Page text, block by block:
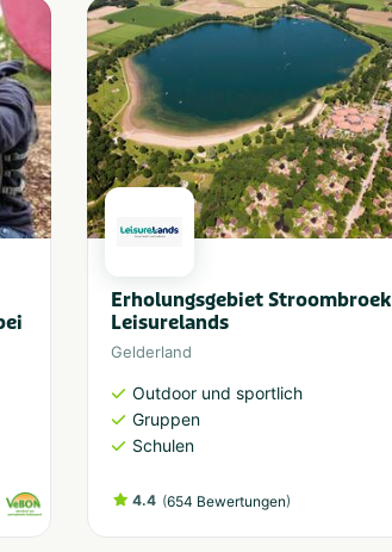
Erholungsgebiet Stroombroek
Leisurelands
Gelderland
Outdoor und sportlich
Gruppen
Schulen
4.4 (654 Bewertungen)